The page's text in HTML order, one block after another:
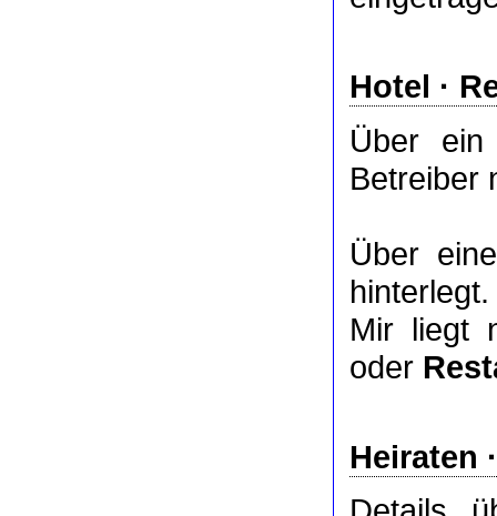
Hotel ·
Über
Betreiber
Über
hinterlegt.
Mir liegt
oder
Heiraten